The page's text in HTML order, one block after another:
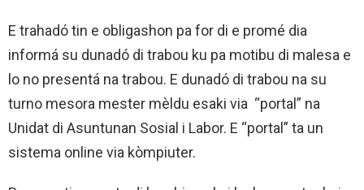
E trahadó tin e obligashon pa for di e promé dia
informá su dunadó di trabou ku pa motibu di malesa e
lo no presentá na trabou. E dunadó di trabou na su
turno mesora mester mèldu esaki via “portal” na
Unidat di Asuntunan Sosial i Labor. E “portal” ta un
sistema online via kòmpiuter.